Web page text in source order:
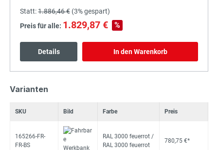
Statt:1.886,46 € (3%gespart)
Preis für alle: 1.829,87 € %
Details In den Warenkorb
Varianten
SKU Bild Farbe Preis
165266-FR-
FR-BS
RAL 3000 feuerrot /
RAL 3000 feuerrot
780,75 €*